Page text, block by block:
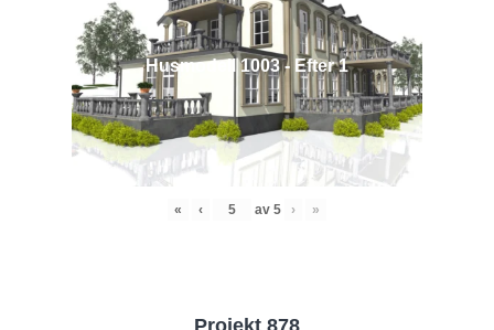
Husmodell 1003 - Efter 1
« ‹ av 5 › »